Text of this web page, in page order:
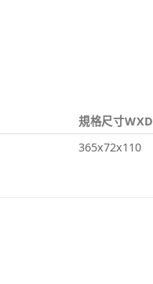
規格尺寸
365x72x110